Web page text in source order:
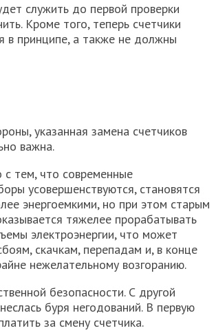
служить до первой проверки
Кроме того, теперь счетчики
в принципе, а также не должны
указанная замена счетчиков
важна.
с тем, что современные
усовершенствуются, становятся
энергоемкими, но при этом старым
тяжелее прорабатывать
электроэнергии, что может
скачкам, перепадам и, в конце
нежелательному возгоранию.
безопасности. С другой
буря негодований. В первую
за смену счетчика.